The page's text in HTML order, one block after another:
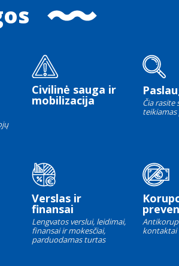
Civilinė sauga ir
mobilizacija
Čia rasite
teikiamas
Verslas ir
finansai
Lengvatos verslui, leidimai,
finansai ir mokesčiai,
parduodamas turtas
kontaktai